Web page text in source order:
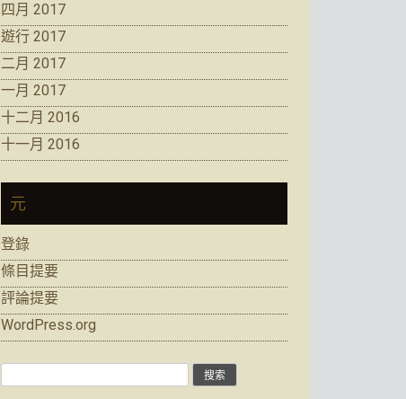
四月 2017
遊行 2017
二月 2017
一月 2017
十二月 2016
十一月 2016
元
登錄
條目提要
評論提要
WordPress.org